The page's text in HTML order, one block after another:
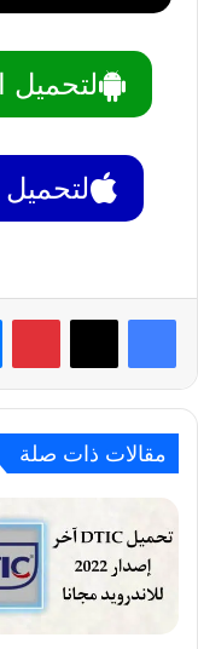
لتحميل
لتحميل
مقالات ذات صلة